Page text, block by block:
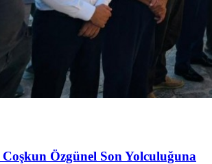
Özgünel Son Yolculuğuna